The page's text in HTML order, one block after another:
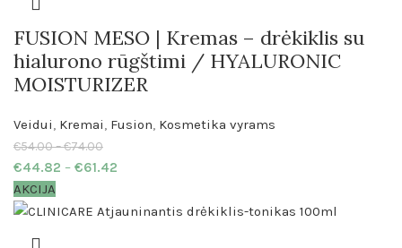
FUSION MESO | Kremas – drėkiklis su
hialurono rūgštimi / HYALURONIC
MOISTURIZER
Veidui, Kremai, Fusion, Kosmetika vyrams
€54.00 – €74.00
€44.82 – €61.42
AKCIJA